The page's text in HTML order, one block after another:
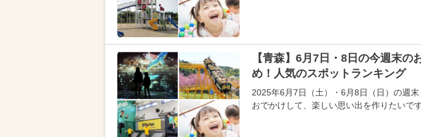
【青森】6月7日・8日の今週末の
め！人気のスポットランキング
2025年6月7日（土）・6月8日（日）の週
おでかけして、楽しい思い出を作りたいで